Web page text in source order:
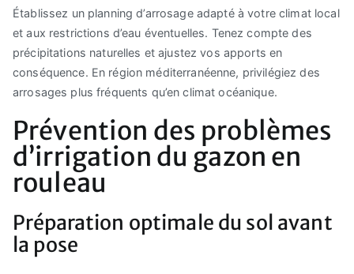
Établissez un planning d’arrosage adapté à votre climat local
et aux restrictions d’eau éventuelles. Tenez compte des
précipitations naturelles et ajustez vos apports en
conséquence. En région méditerranéenne, privilégiez des
arrosages plus fréquents qu’en climat océanique.
Prévention des problèmes
d’irrigation du gazon en
rouleau
Préparation optimale du sol avant
la pose